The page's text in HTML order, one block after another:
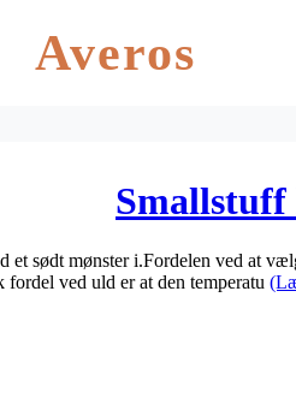
Averos
Smallstuff
sødt mønster i.Fordelen ved at
ved uld er at den temperatu